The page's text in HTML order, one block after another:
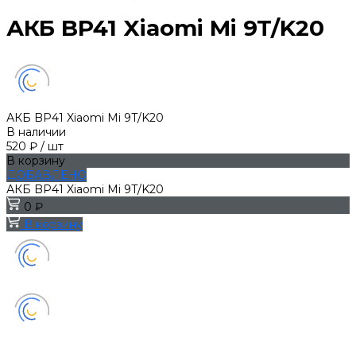
АКБ BP41 Xiaomi Mi 9T/K20
АКБ BP41 Xiaomi Mi 9T/K20
В наличии
520 ₽ / шт
В корзину
ДОБАВЛЕНО
АКБ BP41 Xiaomi Mi 9T/K20
0 ₽
В корзину